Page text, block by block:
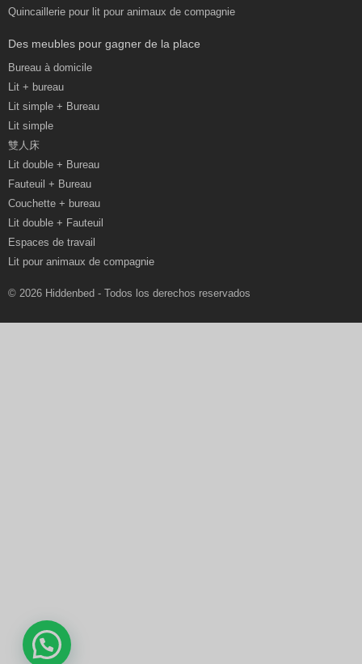
Quincaillerie pour lit pour animaux de compagnie
Des meubles pour gagner de la place
Bureau à domicile
Lit + bureau
Lit simple + Bureau
Lit simple
雙人床
Lit double + Bureau
Fauteuil + Bureau
Couchette + bureau
Lit double + Fauteuil
Espaces de travail
Lit pour animaux de compagnie
© 2026 Hiddenbed - Todos los derechos reservados